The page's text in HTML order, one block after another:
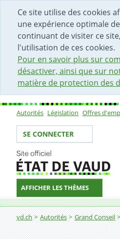
Ce site utilise des cookies
une expérience optimale
continuant de visiter ce
l'utilisation de ces cookies.
Pour en savoir plus sur
désactiver, ainsi que sur
matière de protection des
DÉBUT DU CONTENU DE LA
ACCÈS AU CHAMP DE
PAGE D'ACCUEIL
FORMULAIRE DE CONTACT
Sous-navigation
Autorités Législation Offres
Votre identité
SE CONNECTER
AFFICHER LES THÈMES
Fil d'Ariane
vd.ch Autorités Grand Conseil